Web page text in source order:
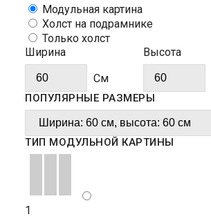
Модульная картина
Холст на подрамнике
Только холст
Ширина
Cм
Высота
ПОПУЛЯРНЫЕ РАЗМЕРЫ
ТИП МОДУЛЬНОЙ КАРТИНЫ
1